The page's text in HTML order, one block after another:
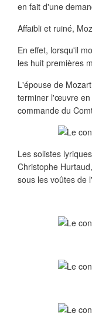
en fait d'une
Affaibli et ruiné,
En effet, lorsqu'il
les huit premières
L'épouse de
terminer l'œuvre en
commande du
Les solistes
Christophe
sous les voûtes de